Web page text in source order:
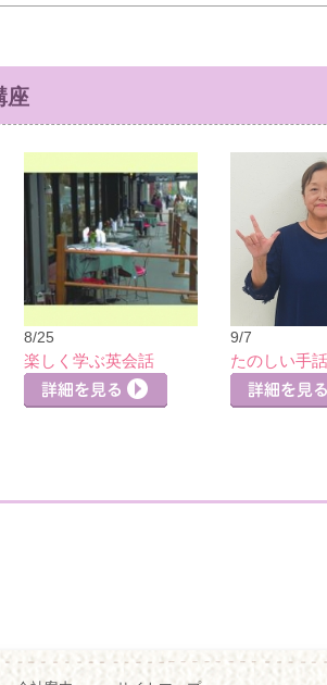
座
8/25
楽しく学ぶ英会話
9/7
たのしい手